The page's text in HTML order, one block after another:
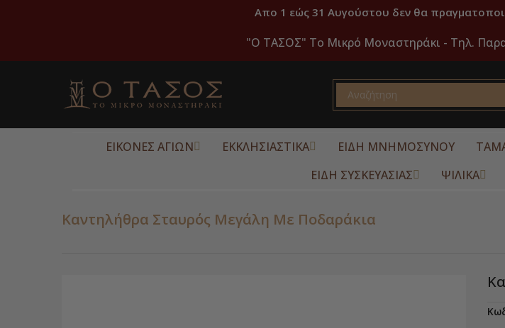
Απο 1 εώς 31 Αυγούστου δεν θα
"O ΤΑΣΟΣ" Το Μικρό Μοναστηράκι - Τηλ.
ΕΙΚΟΝΕΣ ΑΓΙΩΝ ΕΚΚΛΗΣΙΑΣΤΙΚΑ ΕΙΔΗ ΜΝΗΜΟΣΥΝΟΥ
ΕΙΔΗ ΣΥΣΚΕΥΑΣΙΑΣ
ΨΙΛΙΚΑ
Καντηλήθρα Σταυρός Μεγάλη Με Ποδαράκια